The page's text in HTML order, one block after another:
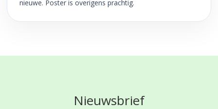
nieuwe. Poster is overigens prachtig.
Nieuwsbrief